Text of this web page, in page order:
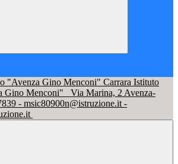
Istituto
Gino Menconi"
Via Marina, 2 Avenza-
- msic80900n@istruzione.it -